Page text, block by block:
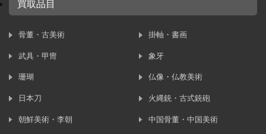
買取品目
骨董・古美術 掛軸・書画
武具・甲冑 象牙
珊瑚 仏像・仏教美術
日本刀 火縄銃・古式銃砲
朝鮮美術・李朝 中国骨董・中国美術